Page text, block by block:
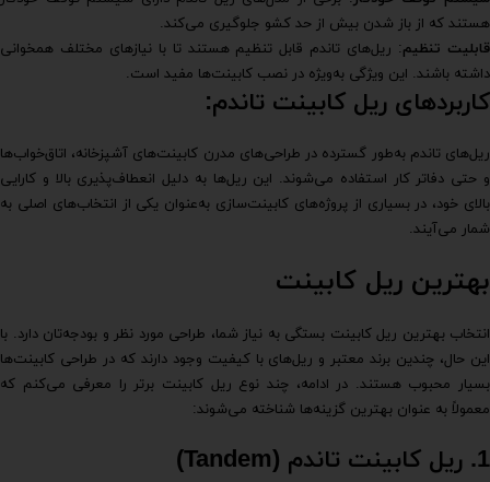
هستند که از باز شدن بیش از حد کشو جلوگیری می‌کند.
قابلیت تنظیم: ریل‌های تاندم قابل تنظیم هستند تا با نیازهای مختلف همخوانی
داشته باشند. این ویژگی به‌ویژه در نصب کابینت‌ها مفید است.
کاربردهای ریل کابینت تاندم:
ریل‌های تاندم به‌طور گسترده در طراحی‌های مدرن کابینت‌های آشپزخانه، اتاق‌خواب‌ها
و حتی دفاتر کار استفاده می‌شوند. این ریل‌ها به دلیل انعطاف‌پذیری بالا و کارایی
بالای خود، در بسیاری از پروژه‌های کابینت‌سازی به‌عنوان یکی از انتخاب‌های اصلی به
شمار می‌آیند.
بهترین ریل کابینت
انتخاب بهترین ریل کابینت بستگی به نیاز شما، طراحی مورد نظر و بودجه‌تان دارد. با
این حال، چندین برند معتبر و ریل‌های با کیفیت وجود دارند که در طراحی کابینت‌ها
بسیار محبوب هستند. در ادامه، چند نوع ریل کابینت برتر را معرفی می‌کنم که
معمولاً به عنوان بهترین گزینه‌ها شناخته می‌شوند:
1. ریل کابینت تاندم (Tandem)